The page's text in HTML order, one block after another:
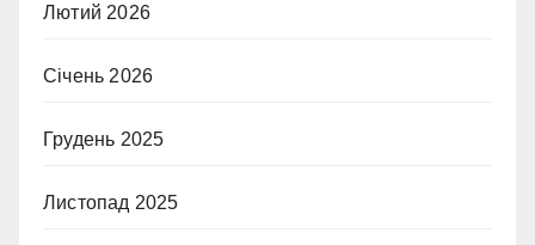
Лютий 2026
Січень 2026
Грудень 2025
Листопад 2025